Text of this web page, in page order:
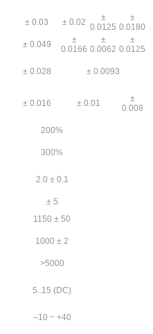
± 0.03 ± 0.02
±
0.0125
±
0.0180
± 0.049
±
0.0166
±
0.0062
±
0.0125
± 0.028 ± 0.0093
± 0.016 ± 0.01
±
0.008
200%
300%
2.0 ± 0.1
± 5
1150 ± 50
1000 ± 2
>5000
5..15 (DC)
–10 ~ +40